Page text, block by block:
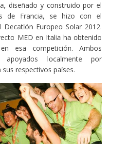
diseñado y construido por el
de Francia, se hizo con el
Europeo Solar 2012.
MED en Italia ha obtenido
esa competición. Ambos
apoyados localmente por
sus respectivos países.